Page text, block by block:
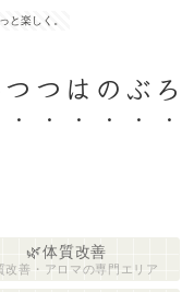
と楽しく。
つはのぶろ
🌿体質改善
改善・アロマの専門エリア